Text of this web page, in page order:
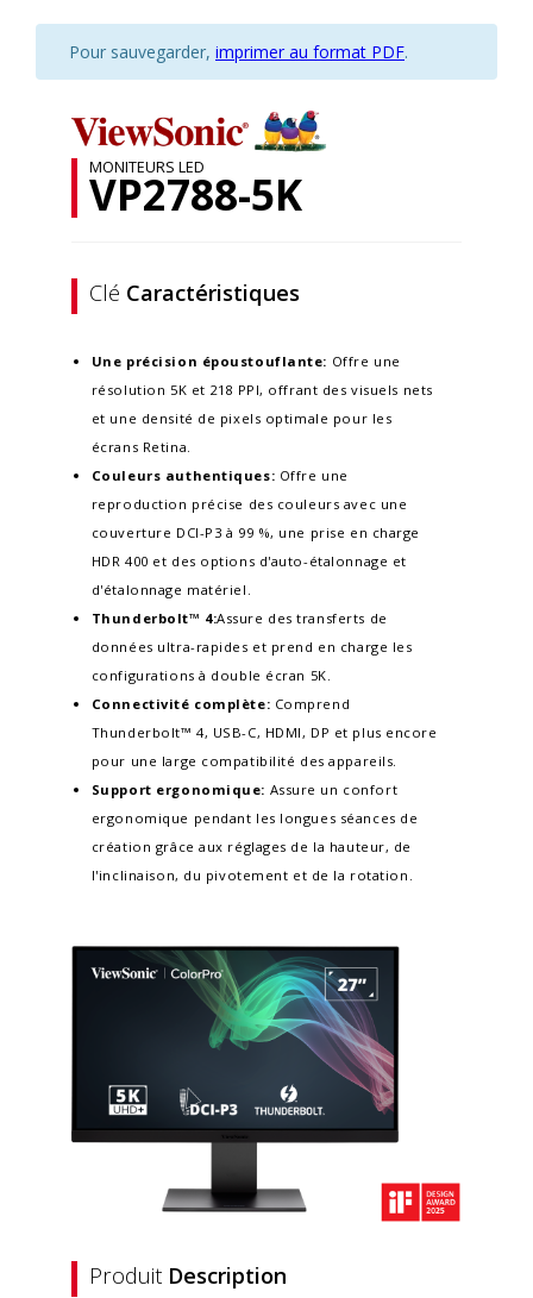
Pour sauvegarder, imprimer au format PDF.
MONITEURS LED
VP2788-5K
Clé Caractéristiques
Une précision époustouflante: Offre une
résolution 5K et 218 PPI, offrant des visuels nets
et une densité de pixels optimale pour les
écrans Retina.​
Couleurs authentiques: Offre une
reproduction précise des couleurs avec une
couverture DCI-P3 à 99 %, une prise en charge
HDR 400 et des options d'auto-étalonnage et
d'étalonnage matériel.​
Thunderbolt™ 4:Assure des transferts de
données ultra-rapides et prend en charge les
configurations à double écran 5K.​
Connectivité complète: Comprend
Thunderbolt™ 4, USB-C, HDMI, DP et plus encore
pour une large compatibilité des appareils.
Support ergonomique: Assure un confort
ergonomique pendant les longues séances de
création grâce aux réglages de la hauteur, de
l'inclinaison, du pivotement et de la rotation.
Produit Description